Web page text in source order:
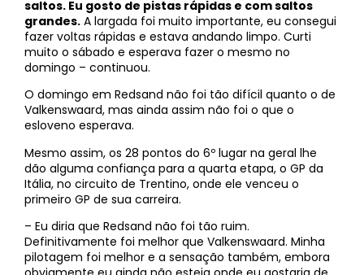
saltos. Eu gosto de pistas rápidas e com saltos
grandes. A largada foi muito importante, eu consegui
fazer voltas rápidas e estava andando limpo. Curti
muito o sábado e esperava fazer o mesmo no
domingo – continuou.
O domingo em Redsand não foi tão difícil quanto o de
Valkenswaard, mas ainda assim não foi o que o
esloveno esperava.
Mesmo assim, os 28 pontos do 6º lugar na geral lhe
dão alguma confiança para a quarta etapa, o GP da
Itália, no circuito de Trentino, onde ele venceu o
primeiro GP de sua carreira.
– Eu diria que Redsand não foi tão ruim.
Definitivamente foi melhor que Valkenswaard. Minha
pilotagem foi melhor e a sensação também, embora